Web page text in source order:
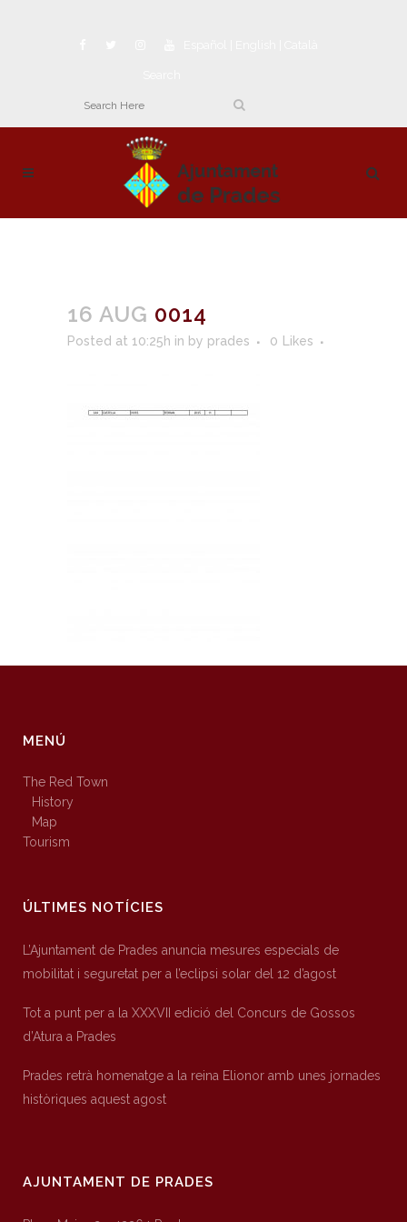
16 AUG 0014
Posted at 10:25h in by prades 0 Likes
MENÚ
The Red Town
History
Map
Tourism
ÚLTIMES NOTÍCIES
L’Ajuntament de Prades anuncia mesures especials de
mobilitat i seguretat per a l’eclipsi solar del 12 d’agost
Tot a punt per a la XXXVII edició del Concurs de Gossos
d’Atura a Prades
Prades retrà homenatge a la reina Elionor amb unes jornades
històriques aquest agost
AJUNTAMENT DE PRADES